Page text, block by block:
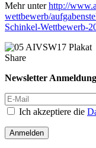
Mehr unterhttp://
wettbewerb/
Schinkel-Wettbewerb-
Share
Newsletter Anmeldung
Ich akzeptiere die
Anmelden